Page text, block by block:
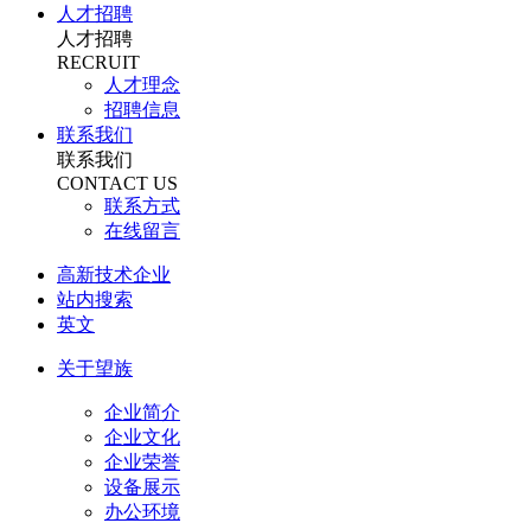
人才招聘
人才招聘
RECRUIT
人才理念
招聘信息
联系我们
联系我们
CONTACT US
联系方式
在线留言
高新技术企业
站内搜索
英文
关于望族
企业简介
企业文化
企业荣誉
设备展示
办公环境